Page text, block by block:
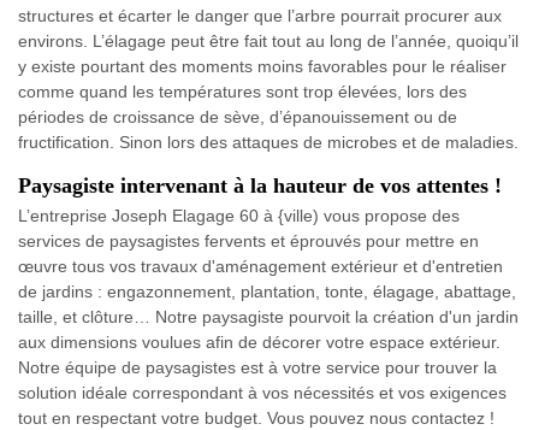
structures et écarter le danger que l’arbre pourrait procurer aux
environs. L’élagage peut être fait tout au long de l’année, quoiqu’il
y existe pourtant des moments moins favorables pour le réaliser
comme quand les températures sont trop élevées, lors des
périodes de croissance de sève, d’épanouissement ou de
fructification. Sinon lors des attaques de microbes et de maladies.
Paysagiste intervenant à la hauteur de vos attentes !
L’entreprise Joseph Elagage 60 à {ville) vous propose des
services de paysagistes fervents et éprouvés pour mettre en
œuvre tous vos travaux d'aménagement extérieur et d'entretien
de jardins : engazonnement, plantation, tonte, élagage, abattage,
taille, et clôture… Notre paysagiste pourvoit la création d'un jardin
aux dimensions voulues afin de décorer votre espace extérieur.
Notre équipe de paysagistes est à votre service pour trouver la
solution idéale correspondant à vos nécessités et vos exigences
tout en respectant votre budget. Vous pouvez nous contactez !